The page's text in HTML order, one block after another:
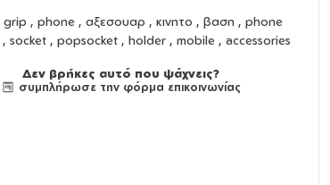
grip , phone, αξεσουαρ , κινητο , βαση , phone
, socket, popsocket, holder, mobile, accessories
Δεν βρήκες αυτό που ψάχνεις?
συμπλήρωσε την φόρμα επικοινωνίας